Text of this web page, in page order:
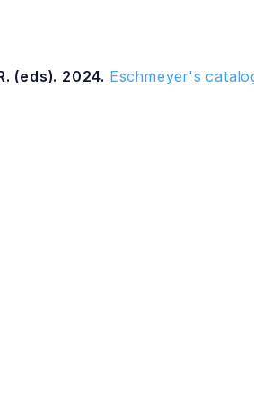
(eds). 2024. Eschmeyer's